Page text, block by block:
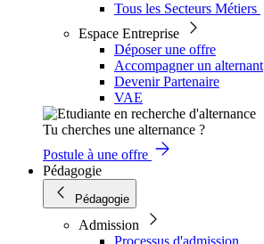
Tous les Secteurs Métiers
Espace Entreprise
Déposer une offre
Accompagner un alternant
Devenir Partenaire
VAE
Tu cherches une alternance ?
Postule à une offre
Pédagogie
Pédagogie
Admission
Processus d'admission